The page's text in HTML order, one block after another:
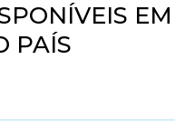
EM
PAÍS